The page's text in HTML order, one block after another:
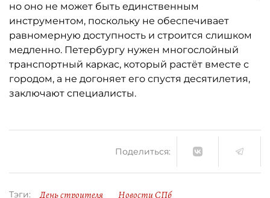
но оно не может быть единственным
инструментом, поскольку не обеспечивает
равномерную доступность и строится слишком
медленно. Петербургу нужен многослойный
транспортный каркас, который растёт вместе с
городом, а не догоняет его спустя десятилетия,
заключают специалисты.
Поделиться:
Тэги: День строителя
Новости СПб